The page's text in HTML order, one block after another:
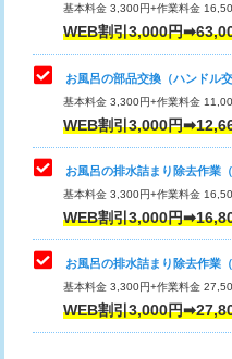
止水・漏水調査・防水処理
理・調整・分解・加工など
トイレタンク脱着
トイレ便器脱着
タンクレストイレ脱着
小便器トイレ脱着
その他部品の脱着
交換・取付（タンク）
基本料金 3,300円+作業料金
WEB割引3,000円
お風呂の部品交換（ハンドル交
基本料金 3,300円+作業料金
WEB割引3,000円
お風呂の排水詰まり除去作業
基本料金 3,300円+作業料金
WEB割引3,000円
お風呂の排水詰まり除去作業
基本料金 3,300円+作業料金
WEB割引3,000円